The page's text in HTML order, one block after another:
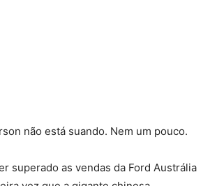
não está suando. Nem um pouco.
superado as vendas da Ford Austrália